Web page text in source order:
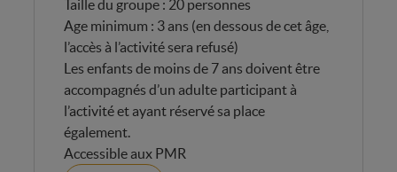
Taille du groupe : 20 personnes
Age minimum : 3 ans (en dessous de cet âge,
l’accès à l’activité sera refusé)
Les enfants de moins de 7 ans doivent être
accompagnés d’un adulte participant à
l’activité et ayant réservé sa place
également.
Accessible aux PMR